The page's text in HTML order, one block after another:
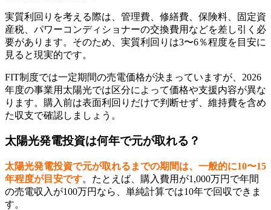
実質利回りを考える際は、管理費、修繕費、保険料、固定資
産税、パワーコンディショナーの交換費用などを差し引く必
要があります。そのため、実質利回りは3〜6％程度を目安に
見ると現実的です。
FIT制度では一定期間の売電価格が決まっていますが、2026
年度の事業用太陽光では区分によって価格や支援内容が異な
ります。購入前は表面利回りだけで判断せず、維持費を含め
た収支で確認しましょう。
太陽光発電投資は何年で元が取れる？
太陽光発電投資で元が取れるまでの期間は、一般的に10〜15
年程度が目安です。たとえば、購入費用が1,000万円で年間
の売電収入が100万円なら、単純計算では10年で回収できま
す。